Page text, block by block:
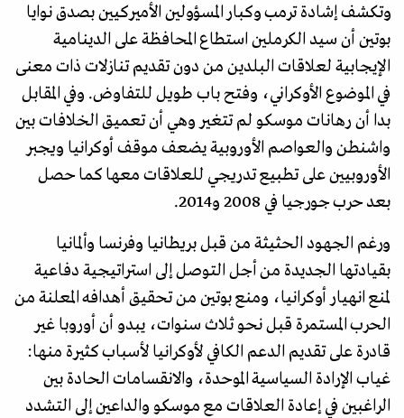
وتكشف إشادة ترمب وكبار المسؤولين الأميركيين بصدق نوايا
بوتين أن سيد الكرملين استطاع المحافظة على الدينامية
الإيجابية لعلاقات البلدين من دون تقديم تنازلات ذات معنى
في الموضوع الأوكراني، وفتح باب طويل للتفاوض. وفي المقابل
بدا أن رهانات موسكو لم تتغير وهي أن تعميق الخلافات بين
واشنطن والعواصم الأوروبية يضعف موقف أوكرانيا ويجبر
الأوروبيين على تطبيع تدريجي للعلاقات معها كما حصل
بعد حرب جورجيا في 2008 و2014.
ورغم الجهود الحثيثة من قبل بريطانيا وفرنسا وألمانيا
بقيادتها الجديدة من أجل التوصل إلى استراتيجية دفاعية
لمنع انهيار أوكرانيا، ومنع بوتين من تحقيق أهدافه المعلنة من
الحرب المستمرة قبل نحو ثلاث سنوات، يبدو أن أوروبا غير
قادرة على تقديم الدعم الكافي لأوكرانيا لأسباب كثيرة منها:
غياب الإرادة السياسية الموحدة، والانقسامات الحادة بين
الراغبين في إعادة العلاقات مع موسكو والداعين إلى التشدد